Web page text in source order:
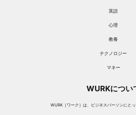
英語
心理
教養
テクノロジー
マネー
WURKについ
WURK［ワーク］は、ビジネスパーソンにと